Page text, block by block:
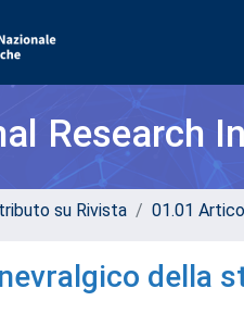
Research
su Rivista 01.01
della